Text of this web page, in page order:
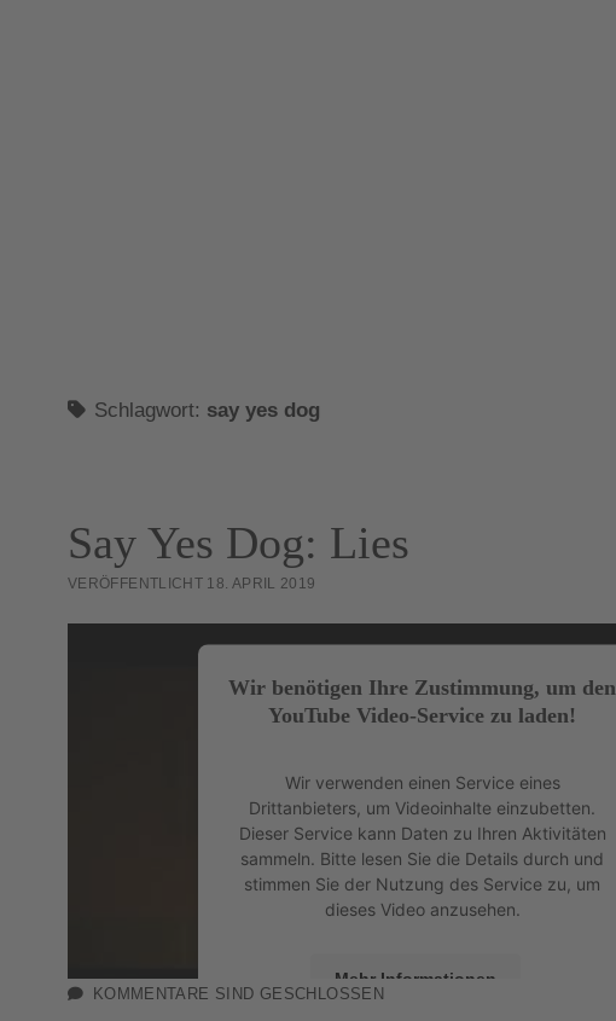
Schlagwort: say yes dog
Say Yes Dog: Lies
VERÖFFENTLICHT 18. APRIL 2019
Wir benötigen Ihre Zustimmung, um den
YouTube Video-Service zu laden!
Wir verwenden einen Service eines
Drittanbieters, um Videoinhalte einzubetten.
Dieser Service kann Daten zu Ihren Aktivitäten
sammeln. Bitte lesen Sie die Details durch und
stimmen Sie der Nutzung des Service zu, um
dieses Video anzusehen.
Mehr Informationen
KOMMENTARE SIND GESCHLOSSEN